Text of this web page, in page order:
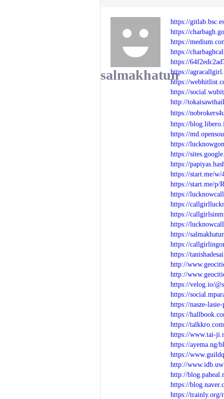
salmakhatun
https://
https://
https://
https://
https://
https://
https://
https://
http://
https://
https://
https://
https://
https://
https://
https://start.me/
https://start.me/p/
https://
https://
https://
https://
https://
https://
https://
http://
http://
https://velog.io/
https://
https://nasze-
https://
https://
https://www.tai-
https://ayema.ng/
https://
http://
http://
https://
https://trainly.org/